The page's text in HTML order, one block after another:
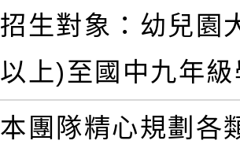
招生對象：幼兒園
以上)至國中九年
本團隊精心規劃各